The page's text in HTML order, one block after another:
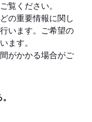
覧ください。
の重要情報に関し
います。ご希望の
ます。
がかかる場合がご